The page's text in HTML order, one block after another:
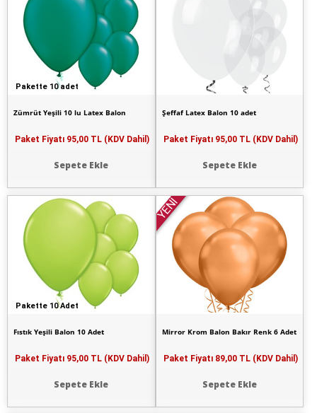
Pakette 10 adet
Zümrüt Yeşili 10 lu Latex Balon
Paket Fiyatı 95,00 TL (KDV Dahil)
Sepete Ekle
Şeffaf Latex Balon 10 adet
Paket Fiyatı 95,00 TL (KDV Dahil)
Sepete Ekle
Pakette 10 Adet
Fıstık Yeşili Balon 10 Adet
Paket Fiyatı 95,00 TL (KDV Dahil)
Sepete Ekle
YENİ
Mirror Krom Balon Bakır Renk 6 Adet
Paket Fiyatı 89,00 TL (KDV Dahil)
Sepete Ekle